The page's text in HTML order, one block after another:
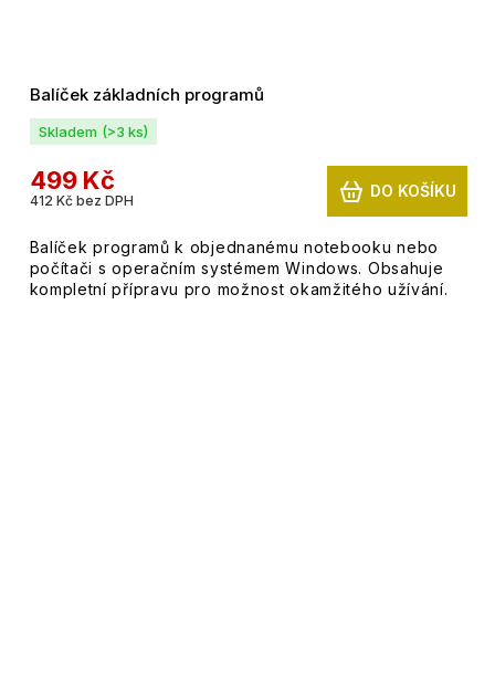
Balíček základních programů
Skladem (>3 ks)
412 Kč bez DPH
499 Kč DO KOŠÍKU
Balíček programů k objednanému notebooku nebo
počítači s operačním systémem Windows. Obsahuje
kompletní přípravu pro možnost okamžitého užívání.